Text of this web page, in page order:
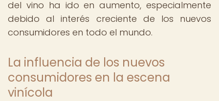
del vino ha ido en aumento, especialmente
debido al interés creciente de los nuevos
consumidores en todo el mundo.
La influencia de los nuevos
consumidores en la escena
vinícola